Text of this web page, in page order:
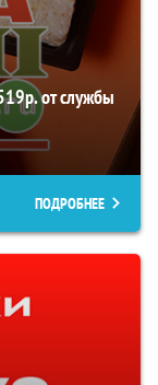
от службы
ПОДРОБНЕЕ